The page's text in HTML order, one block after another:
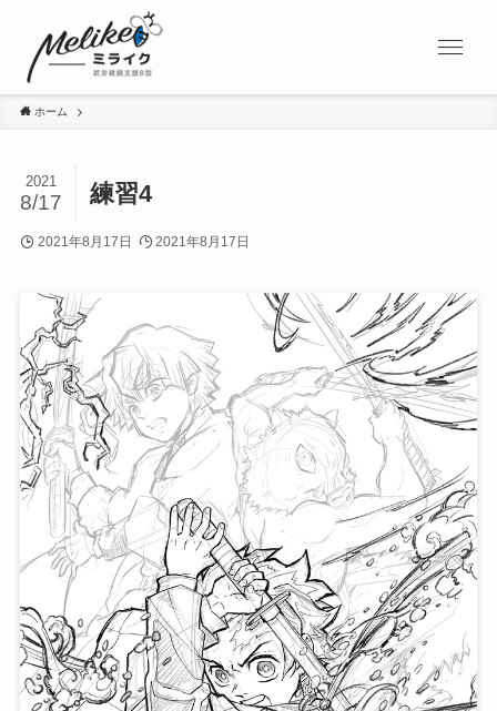
ホーム
練習4
2021
8/17
2021年8月17日 2021年8月17日